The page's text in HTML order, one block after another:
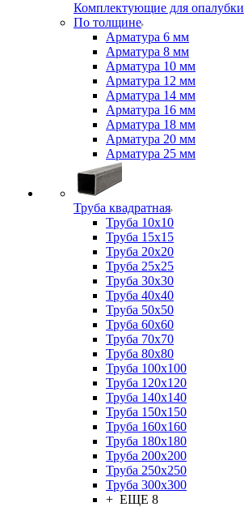
Комплектующие для опалубки
По толщине
Арматура 6 мм
Арматура 8 мм
Арматура 10 мм
Арматура 12 мм
Арматура 14 мм
Арматура 16 мм
Арматура 18 мм
Арматура 20 мм
Арматура 25 мм
Труба квадратная
Труба 10x10
Труба 15x15
Труба 20x20
Труба 25x25
Труба 30x30
Труба 40x40
Труба 50x50
Труба 60x60
Труба 70x70
Труба 80x80
Труба 100x100
Труба 120x120
Труба 140x140
Труба 150x150
Труба 160x160
Труба 180x180
Труба 200x200
Труба 250x250
Труба 300x300
+ ЕЩЕ 8